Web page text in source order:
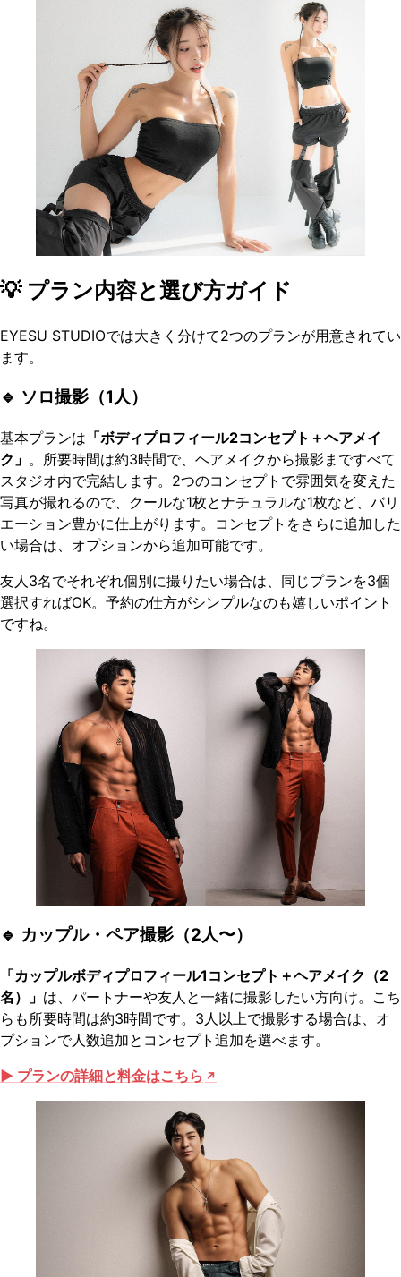
💡 プラン内容と選び方ガイド
EYESU STUDIOでは大きく分けて2つのプランが用意されてい
ます。
🔹 ソロ撮影（1人）
基本プランは 「ボディプロフィール2コンセプト＋ヘアメイ
ク」 。所要時間は約3時間で、ヘアメイクから撮影まですべて
スタジオ内で完結します。2つのコンセプトで雰囲気を変えた
写真が撮れるので、クールな1枚とナチュラルな1枚など、バリ
エーション豊かに仕上がります。コンセプトをさらに追加した
い場合は、オプションから追加可能です。
友人3名でそれぞれ個別に撮りたい場合は、同じプランを3個
選択すればOK。予約の仕方がシンプルなのも嬉しいポイント
ですね。
🔹 カップル・ペア撮影（2人〜）
「カップルボディプロフィール1コンセプト＋ヘアメイク（2
名）」 は、パートナーや友人と一緒に撮影したい方向け。こち
らも所要時間は約3時間です。3人以上で撮影する場合は、オ
プションで人数追加とコンセプト追加を選べます。
▶ プランの詳細と料金はこちら